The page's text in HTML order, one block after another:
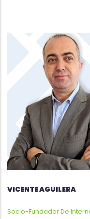
VICENTE AGUILERA
Socio-Fundador De